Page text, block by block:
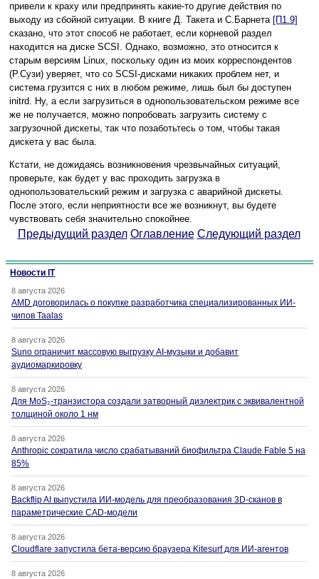
привели к краху или предпринять какие-то другие действия по
выходу из сбойной ситуации. В книге Д. Такета и С.Барнета [П1.9]
сказано, что этот способ не работает, если корневой раздел
находится на диске SCSI. Однако, возможно, это относится к
старым версиям Linux, поскольку один из моих корреспондентов
(Р.Сузи) уверяет, что со SCSI-дисками никаких проблем нет, и
система грузится с них в любом режиме, лишь был бы доступен
initrd. Ну, а если загрузиться в однопользовательском режиме все
же не получается, можно попробовать загрузить систему с
загрузочной дискеты, так что позаботьтесь о том, чтобы такая
дискета у вас была.
Кстати, не дожидаясь возникновения чрезвычайных ситуаций,
проверьте, как будет у вас проходить загрузка в
однопользовательский режим и загрузка с аварийной дискеты.
После этого, если неприятности все же возникнут, вы будете
чувствовать себя значительно спокойнее.
Предыдущий раздел Оглавление Следующий раздел
Новости IT
8 августа 2026
AMD договорилась о покупке разработчика специализированных ИИ-
чипов Taalas
8 августа 2026
Suno ограничит массовую выгрузку AI-музыки и добавит
аудиомаркировку
8 августа 2026
Для MoS₂-транзистора создали затворный диэлектрик с эквивалентной
толщиной около 1 нм
8 августа 2026
Anthropic сократила число срабатываний биофильтра Claude Fable 5 на
85%
8 августа 2026
Backflip AI выпустила ИИ-модель для преобразования 3D-сканов в
параметрические CAD-модели
8 августа 2026
Cloudflare запустила бета-версию браузера Kitesurf для ИИ-агентов
8 августа 2026